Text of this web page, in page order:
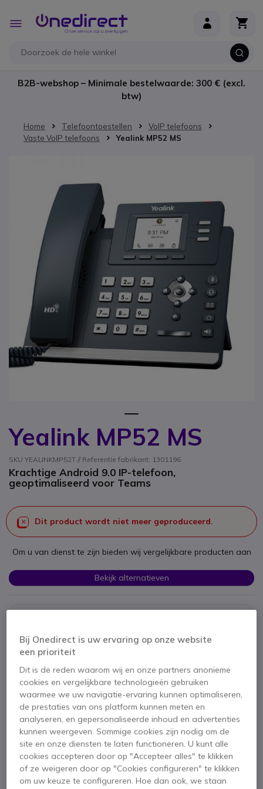
Toggle
Nav
B2B-webshop – Minimale bestelwaarde: 300 € (excl.
btw)
Home Telefoontoestellen
VoIP telefoons
Vaste VoIP telefoons
Yealink MP52 MS
Yealink MP52 MS
SKU YEALINKMP52T // Referentie fabrikant: 1301196
Krachtige Android 9.0 IP-telefoon,
geoptimaliseerd voor Teams
Dit product wordt niet meer geproduceerd.
Om u van dienst te zijn bieden wij vergelijkbare producten aan
Bekijk alternatieven
Ga naar het begin van de afbeeldingen-gallerij
Productbeschrijving
Yealink MP52MS
Krachtige IP-telefoon
geoptimaliseerd voor Teams
Bij Onedirect is uw ervaring op onze website
een prioriteit
Dit is de reden waarom wij en onze partners anonieme
cookies en vergelijkbare technologieën gebruiken
waarmee we uw navigatie-ervaring kunnen optimaliseren,
de prestaties van ons platform kunnen meten en
analyseren, en gepersonaliseerde inhoud en advertenties
kunnen weergeven. Sommige cookies zijn nodig om de
site en onze diensten te laten functioneren. U kunt alle
cookies accepteren door op "Accepteer alles" te klikken
of ze weigeren door op "Cookies configureren" te klikken
om uw keuze te configureren. Hoe dan ook, we staan